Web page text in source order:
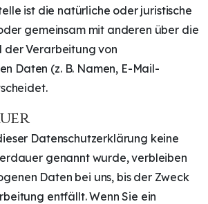
ist die natürliche oder juristische
gemeinsam mit anderen über die
der Verarbeitung von
Daten (z. B. Namen, E-Mail-
Datenschutzerklärung keine
genannt wurde, verbleiben
Daten bei uns, bis der Zweck
entfällt. Wenn Sie ein